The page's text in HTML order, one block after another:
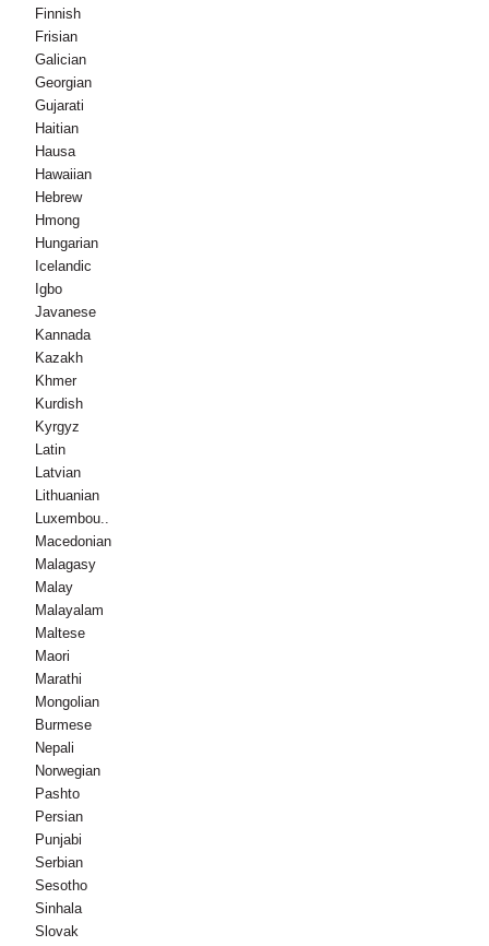
Finnish
Frisian
Galician
Georgian
Gujarati
Haitian
Hausa
Hawaiian
Hebrew
Hmong
Hungarian
Icelandic
Igbo
Javanese
Kannada
Kazakh
Khmer
Kurdish
Kyrgyz
Latin
Latvian
Lithuanian
Luxembou..
Macedonian
Malagasy
Malay
Malayalam
Maltese
Maori
Marathi
Mongolian
Burmese
Nepali
Norwegian
Pashto
Persian
Punjabi
Serbian
Sesotho
Sinhala
Slovak